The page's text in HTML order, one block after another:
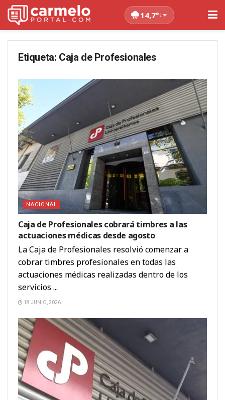
14,7°↓
Etiqueta: Caja de Profesionales
NACIONAL
Caja de Profesionales cobrará timbres a las
actuaciones médicas desde agosto
La Caja de Profesionales resolvió comenzar a
cobrar timbres profesionales en todas las
actuaciones médicas realizadas dentro de los
servicios ...
18 JUNIO, 2026